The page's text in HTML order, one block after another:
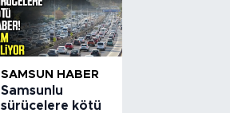
SAMSUN HABER
Samsunlu
sürücelere kötü